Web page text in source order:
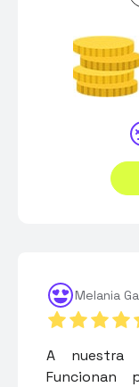
Melania
A nuestra
Funcionan